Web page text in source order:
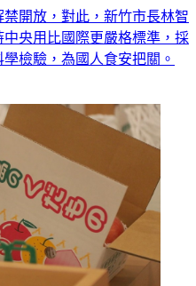
開放，對此，新竹市長林智
央用比國際更嚴格標準，採
檢驗，為國人食安把關。